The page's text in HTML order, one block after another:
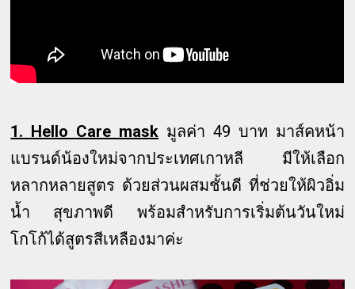
1. Hello Care mask มูลค่า 49 บาท มาส์คหน้า
แบรนด์น้องใหม่จากประเทศเกาหลี มีให้เลือก
หลากหลายสูตร ด้วยส่วนผสมชั้นดี ที่ช่วยให้ผิวอิ่ม
น้ำ สุขภาพดี พร้อมสำหรับการเริ่มต้นวันใหม่
โกโก้ได้สูตรสีเหลืองมาค่ะ